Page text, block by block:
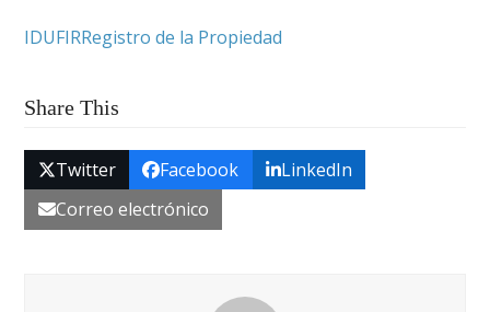
IDUFIRRegistro de la Propiedad
Share This
Twitter Facebook
LinkedIn
Correo electrónico